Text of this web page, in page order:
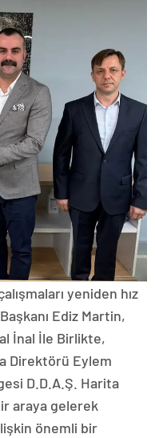
yeniden hız
Ediz Martin,
İnal İle Birlikte,
Direktörü Eylem
D.D.A.Ş. Harita
araya gelerek
önemli bir